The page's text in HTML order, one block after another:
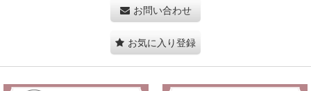
お問い合わせ
お気に入り登録